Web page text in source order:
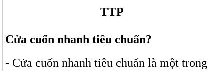
TTP
Cửa cuốn nhanh tiêu chuẩn?
- Cửa cuốn nhanh tiêu chuẩn là một trong